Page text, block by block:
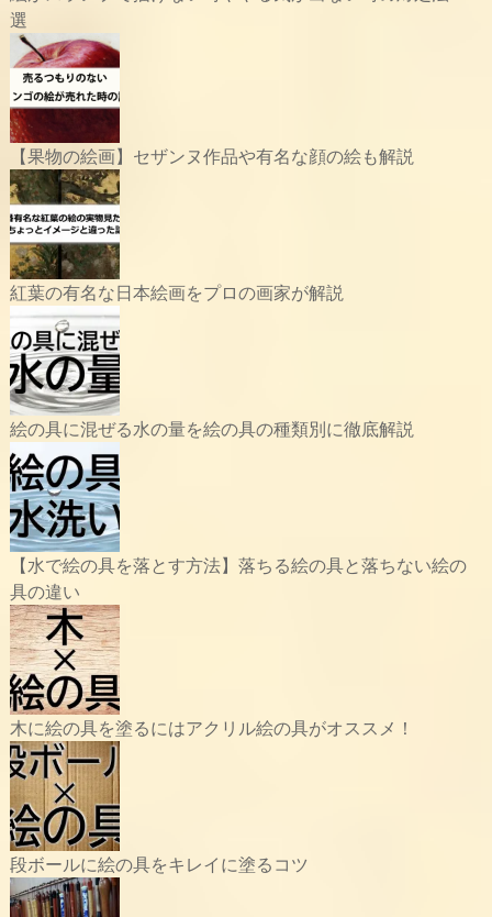
選
【果物の絵画】セザンヌ作品や有名な顔の絵も解説
紅葉の有名な日本絵画をプロの画家が解説
絵の具に混ぜる水の量を絵の具の種類別に徹底解説
【水で絵の具を落とす方法】落ちる絵の具と落ちない絵の
具の違い
木に絵の具を塗るにはアクリル絵の具がオススメ！
段ボールに絵の具をキレイに塗るコツ